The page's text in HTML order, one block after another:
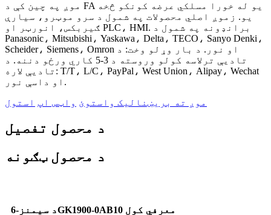
موږ په چین کې د FA یو له خورا مسلکي عرضه کونکو څخه
یو. زموږ اصلي محصولات په شمول د سرو موټرو، سیارې
ګیربکس، انورټر او PLC، HMI. برانډونه په شمول د
Panasonic، Mitsubishi، Yaskawa، Delta، TECO، Sanyo Denki،
Scheider، Siemens، Omron او نور. د بار وړلو وخت: د
تادیې ترلاسه کولو وروسته د 3-5 کاري ورځو دننه. د
تادیې لاره: T/T، L/C، PayPal، West Union، Alipay، Wechat
او داسې نور.
موږ ته بریښنالیک واستوئ واټس اپ استول
د محصول تفصیل
د محصول ټګونه
د سیمنز-6GK1900-0AB10 معرفي کول